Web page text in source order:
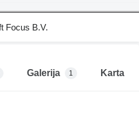
Galerija 1 Karta